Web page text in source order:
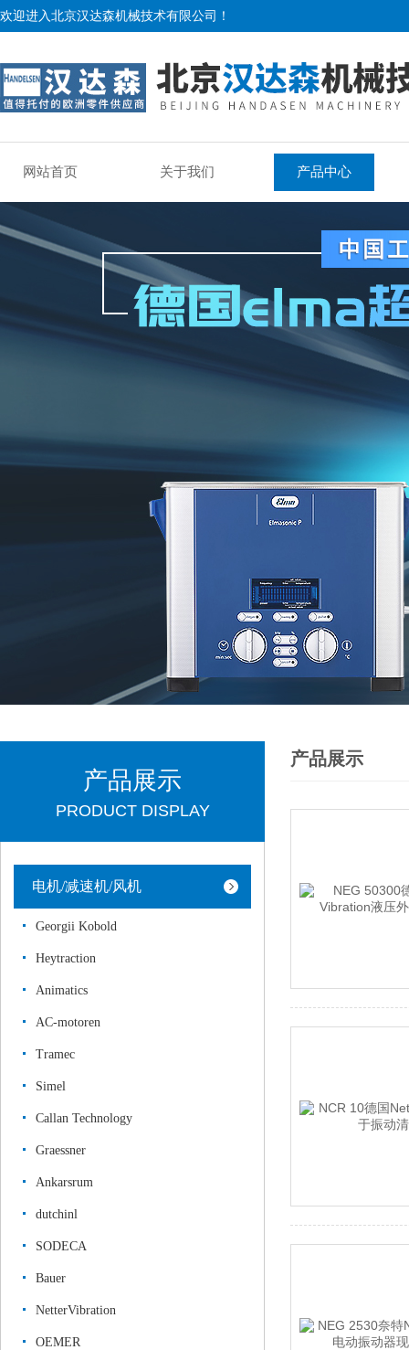
欢迎进入北京汉达森机械技术有限公司！
网站首页 关于我们 产品中心
产品展示
PRODUCT DISPLAY
电机/减速机/风机
Georgii Kobold
Heytraction
Animatics
AC-motoren
Tramec
Simel
Callan Technology
Graessner
Ankarsrum
dutchinl
SODECA
Bauer
NetterVibration
OEMER
产品展示